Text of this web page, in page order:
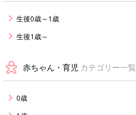
生後0歳～1歳
生後1歳～
赤ちゃん・育児 カテゴリー一覧
0歳